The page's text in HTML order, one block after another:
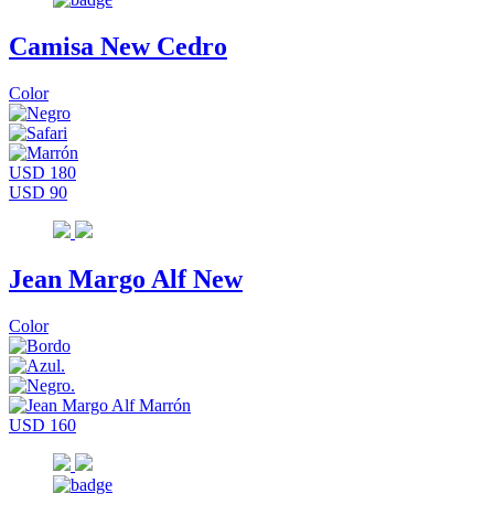
Camisa New Cedro
Color
USD 180
USD 90
Jean Margo Alf New
Color
USD 160